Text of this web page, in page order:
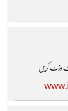
وزٹ کریں۔